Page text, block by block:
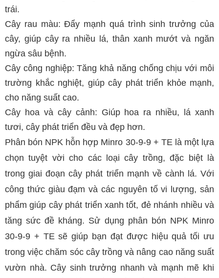
trái.
Cây rau màu: Đẩy mạnh quá trình sinh trưởng của
cây, giúp cây ra nhiều lá, thân xanh mướt và ngăn
ngừa sâu bệnh.
Cây công nghiệp: Tăng khả năng chống chịu với môi
trường khắc nghiệt, giúp cây phát triển khỏe mạnh,
cho năng suất cao.
Cây hoa và cây cảnh: Giúp hoa ra nhiều, lá xanh
tươi, cây phát triển đều và đẹp hơn.
Phân bón NPK hỗn hợp Minro 30-9-9 + TE là một lựa
chọn tuyệt vời cho các loại cây trồng, đặc biệt là
trong giai đoạn cây phát triển mạnh về cành lá. Với
công thức giàu đạm và các nguyên tố vi lượng, sản
phẩm giúp cây phát triển xanh tốt, đẻ nhánh nhiều và
tăng sức đề kháng. Sử dụng phân bón NPK Minro
30-9-9 + TE sẽ giúp bạn đạt được hiệu quả tối ưu
trong việc chăm sóc cây trồng và nâng cao năng suất
vườn nhà. Cây sinh trưởng nhanh và mạnh mẽ khi